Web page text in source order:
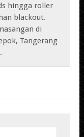
hingga roller
blackout.
di
Tangerang